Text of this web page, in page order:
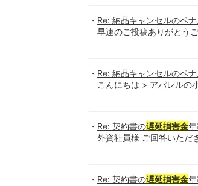
Re: 納品キャンセルのペ
早速のご投稿ありがとう
Re: 納品キャンセルのペ
こんにちは > アパレルの
Re: 契約書の遅延損害金
外資社員様 ご回答いただ
Re: 契約書の遅延損害金